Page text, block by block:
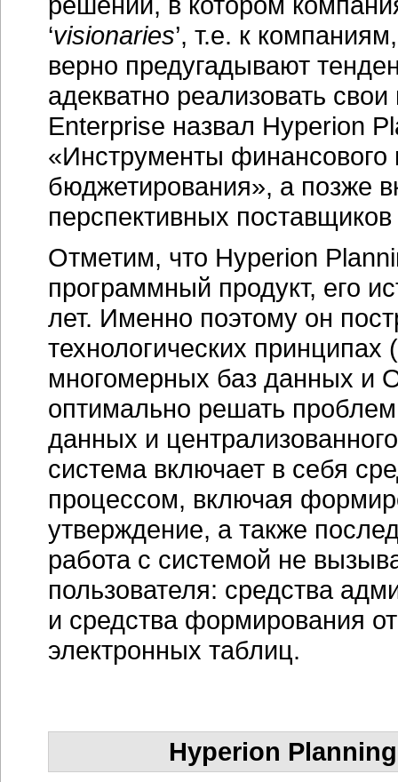
‘visionaries’, т.е. к
верно предугадывают
адекватно реализовать
Enterprise назвал Hyperion
«Инструменты финансового
бюджетирования», а позже
перспективных
Отметим, что Hyperion
программный продукт, его
лет. Именно поэтому он
технологических принципах
многомерных баз данных и
оптимально решать
данных и
система включает в себя
процессом, включая
утверждение, а также
работа с системой не
пользователя: средства
и средства формирования
электронных таблиц.
Hyperion